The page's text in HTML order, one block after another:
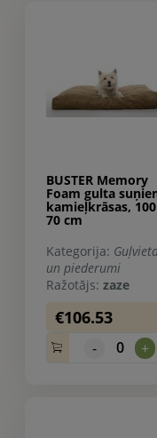
BUSTER Memory
Foam gulta
kamieļkrāsas,
70 cm
Kategorija:
un piederumi
Ražotājs: zaze
€106.53
- 0 +